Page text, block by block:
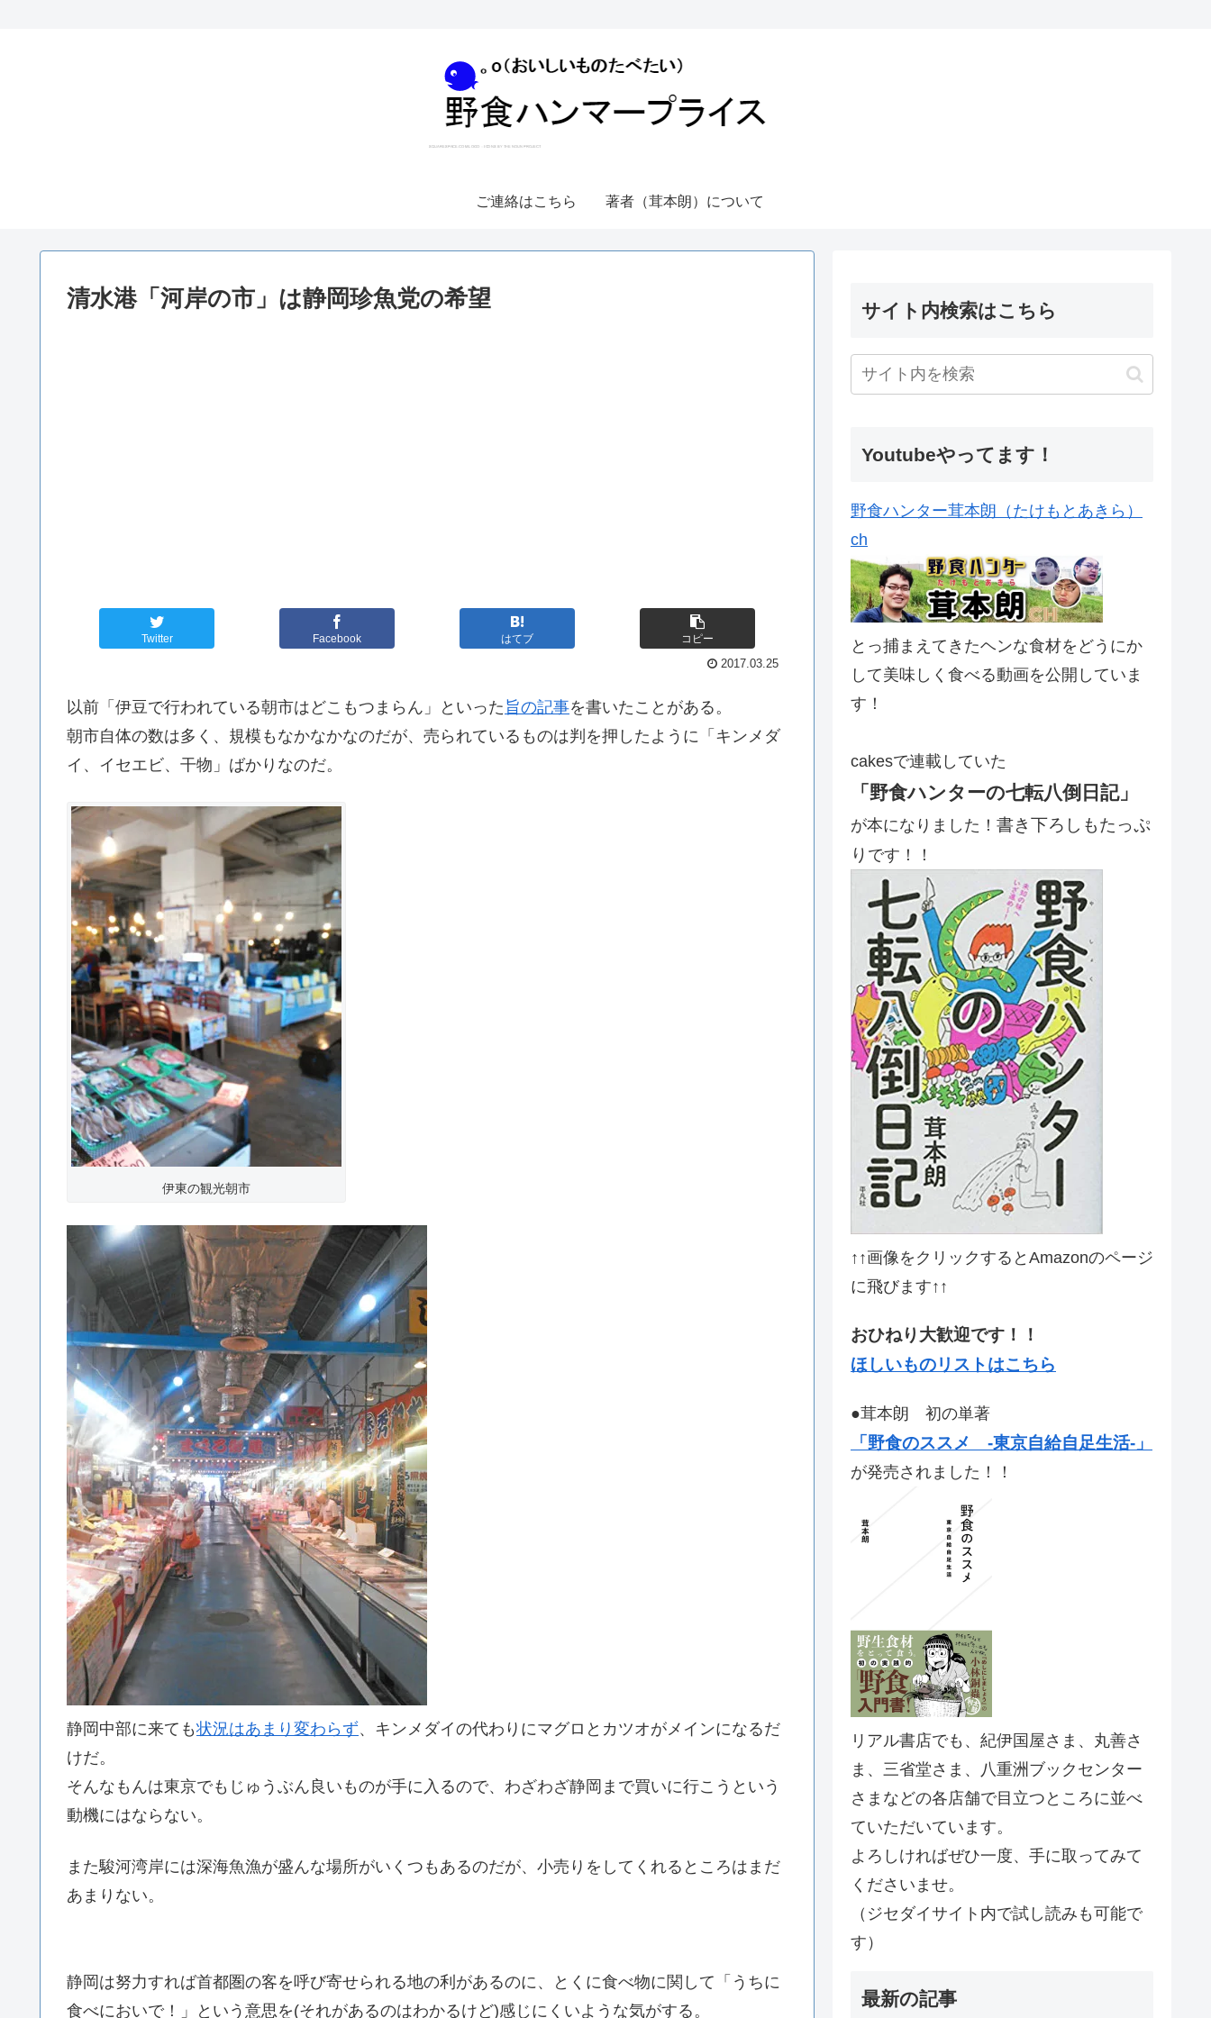
ご連絡はこちら 著者（茸本朗）について
清水港「河岸の市」は静岡珍魚党の希望
Twitter Facebook はてブ コピー
2017.03.25
以前「伊豆で行われている朝市はどこもつまらん」といった 旨の記事を書いたことがある。
朝市自体の数は多く、規模もなかなかなのだが、売られているものは判を押したように「キンメダ
イ、イセエビ、干物」ばかりなのだ。
伊東の観光朝市
静岡中部に来ても状況はあまり変わらず、キンメダイの代わりにマグロとカツオがメインになるだ
けだ。
そんなもんは東京でもじゅうぶん良いものが手に入るので、わざわざ静岡まで買いに行こうという
動機にはならない。
また駿河湾岸には深海魚漁が盛んな場所がいくつもあるのだが、小売りをしてくれるところはまだ
あまりない。
静岡は努力すれば首都圏の客を呼び寄せられる地の利があるのに、とくに食べ物に関して「うちに
食べにおいで！」という意思を(それがあるのはわかるけど)感じにくいような気がする。
サイト内検索はこちら
Youtubeやってます！
野食ハンター茸本朗（たけもとあきら）
ch
とっ捕まえてきたヘンな食材をどうにか
して美味しく食べる動画を公開していま
す！
cakesで連載していた
「野食ハンターの七転八倒日記」
が本になりました！ 書き下ろしもたっぷ
り です！！
↑↑画像をクリックするとAmazonのページ
に飛びます↑↑
おひねり大歓迎です！！
ほしいものリストはこちら
●茸本朗 初の単著
「野食のススメ -東京自給自足生活-」
が発売されました！！
リアル書店でも、紀伊国屋さま、丸善さ
ま、三省堂さま、八重洲ブックセンター
さまなどの各店舗で目立つところに並べ
ていただいています。
よろしければぜひ一度、手に取ってみて
くださいませ。
（ジセダイサイト内で試し読みも可能で
す）
最新の記事